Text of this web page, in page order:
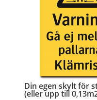
Din egen skylt för
(eller upp till